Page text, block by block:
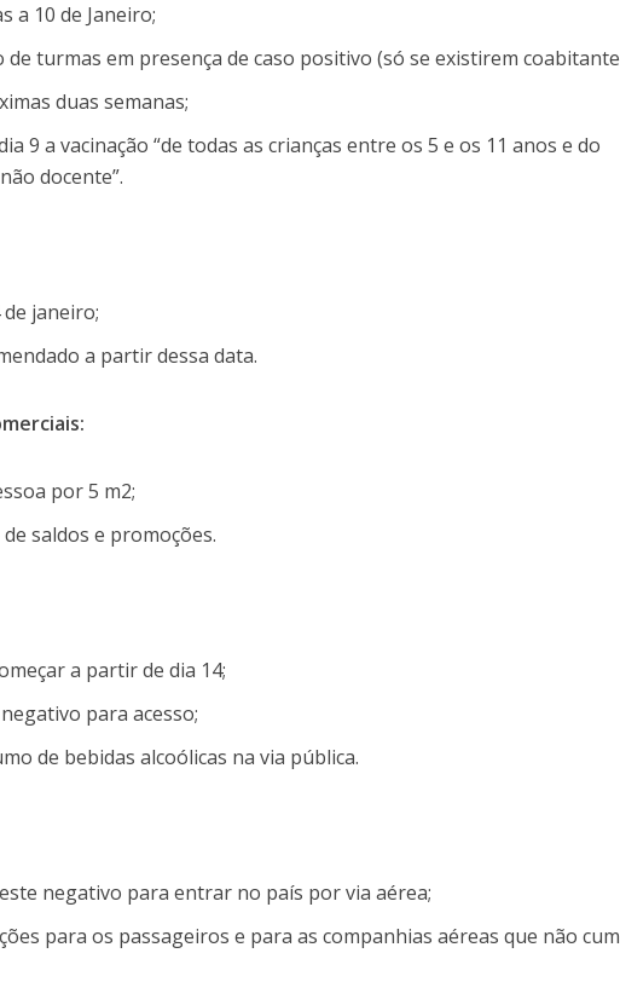
a 10 de Janeiro;
turmas em presença de caso positivo (só se existirem
duas semanas;
9 a vacinação “de todas as crianças entre os 5 e os 11 anos e do
docente”.
janeiro;
a partir dessa data.
por 5 m2;
saldos e promoções.
a partir de dia 14;
para acesso;
de bebidas alcoólicas na via pública.
negativo para entrar no país por via aérea;
para os passageiros e para as companhias aéreas que não